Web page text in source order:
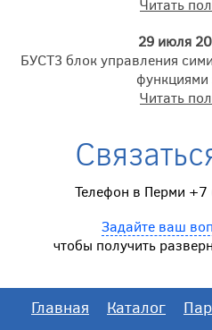
Читать
29 июля
БУСТ3 блок управления
Читать
Телефон в Перми
Задайте ваш
чтобы получить
Главная Каталог